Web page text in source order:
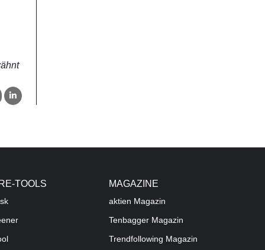
TOOLS MAGAZINE
aktien Magazin
Tenbagger Magazin
Trendfollowing Magazin